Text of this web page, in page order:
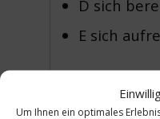
Um Ihnen ein optimales
D sich
E sich
Genauigkeit